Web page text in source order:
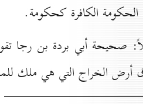
الكافرة كحكومة.
صحيحة أبي بردة بن رجا
أرض الخراج التي هي ملك